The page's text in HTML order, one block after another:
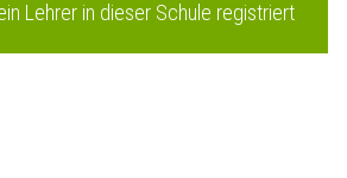
Lehrer in dieser Schule registriert